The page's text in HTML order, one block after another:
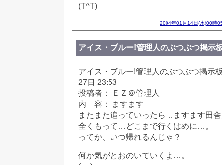
(T^T)
2004年01月14日(水)00時
アイス・ブルー!管理人のぶつぶつ掲示
アイス・ブルー!管理人のぶつぶつ掲示
27日 23:53
投稿者： ＥＺ＠管理人
内 容： ますます
またまた追っていったら…ますます田
全くもって…どこまで行くはめに…。
ってか、いつ帰れるんじゃ？
何か気がとおのいていくよ…。